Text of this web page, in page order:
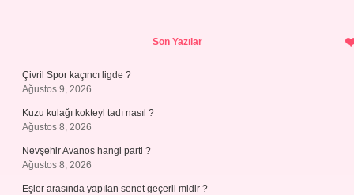
Son Yazılar
Çivril Spor kaçıncı ligde ?
Ağustos 9, 2026
Kuzu kulağı kokteyl tadı nasıl ?
Ağustos 8, 2026
Nevşehir Avanos hangi parti ?
Ağustos 8, 2026
Eşler arasında yapılan senet geçerli midir ?